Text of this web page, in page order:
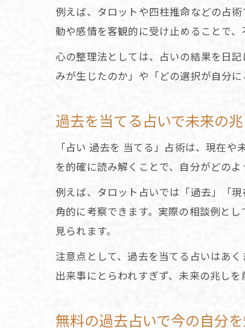
例えば、タロットや四柱推命などの占
動や感情を客観的に受け止めることで
心の整理法としては、占いの結果を日
みが生じたのか」や「どの選択が自分
過去を当てる占いで未来の
「占い 過去を 当てる」占術は、現在
を的確に読み解くことで、自分がどの
例えば、タロット占いでは「過去」「
角的に考察できます。実際の相談例と
見られます。
注意点として、過去を当てる占いはあ
出来事にとらわれすぎず、未来の兆し
無料の過去占いで今の自分